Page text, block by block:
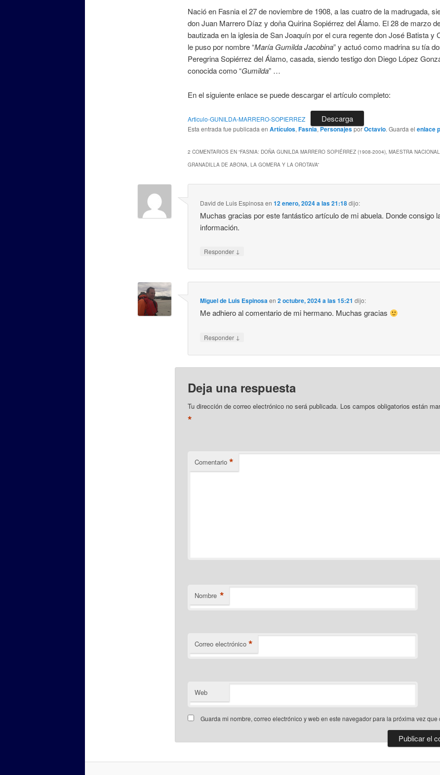
Nació en Fasnia el 27 de noviembre de 1908, a las cuatro de la madrugada,
don Juan Marrero Díaz y doña Quirina Sopiérrez del Álamo. El 28 de marzo
bautizada en la iglesia de San Joaquín por el cura regente don José Batista y
le puso por nombre “María Gumilda Jacobina” y actuó como madrina su tía
Peregrina Sopiérrez del Álamo, casada, siendo testigo don Diego López
conocida como “Gumilda” …
En el siguiente enlace se puede descargar el artículo completo:
Articulo-GUNILDA-MARRERO-SOPIERREZ Descarga
Esta entrada fue publicada en Artículos, Fasnia,PersonajesporOctavio. Guarda el enlace
2 COMENTARIOS EN “FASNIA: DOÑA GUNILDA MARRERO SOPIÉRREZ (1908-2004), MAESTRA
GRANADILLA DE ABONA, LA GOMERA Y LA OROTAVA”
David de Luis Espinosa en12 enero, 2024 a las 21:18dijo:
Muchas gracias por este fantástico artículo de mi abuela. Donde consigo
información.
Responder ↓
Miguel de Luis Espinosaen2 octubre, 2024 a las 15:21 dijo:
Me adhiero al comentario de mi hermano. Muchas gracias
Responder ↓
Deja una respuesta
Tu dirección de correo electrónico no será publicada. Los campos obligatorios están
*
Comentario *
Nombre *
Correo electrónico *
Web
Guarda mi nombre, correo electrónico y web en este navegador para la próxima vez que